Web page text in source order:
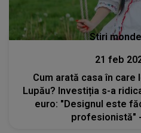
Stiri
21 feb
Cum arată casa în care
Lupău? Investiția s-a
euro: "Designul este
profesionistă" -